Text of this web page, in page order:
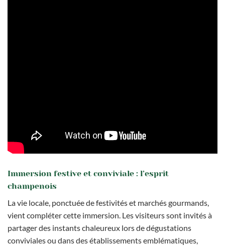
Immersion festive et conviviale : l’esprit
champenois
La vie locale, ponctuée de festivités et marchés gourmands,
vient compléter cette immersion. Les visiteurs sont invités à
partager des instants chaleureux lors de dégustations
conviviales ou dans des établissements emblématiques,